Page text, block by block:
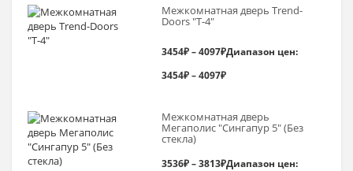
Межкомнатная дверь Trend-
Doоrs "Т-4"
3454₽–4097₽Диапазон цен:
3454₽ – 4097₽
Межкомнатная дверь
Мегаполис "Сингапур 5" (Без
стекла)
3536₽–3813₽Диапазон цен: